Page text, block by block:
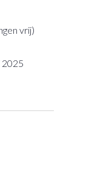
vrij)
2025